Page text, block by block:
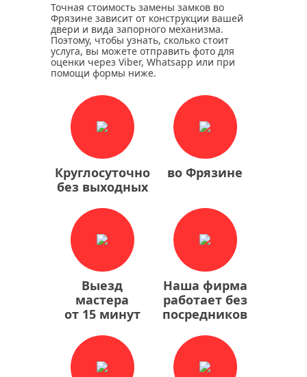
Точная стоимость замены замков во
Фрязине зависит от конструкции вашей
двери и вида запорного механизма.
Поэтому, чтобы узнать, сколько стоит
услуга, вы можете отправить фото для
оценки через Viber, Whatsapp или при
помощи формы ниже.
Круглосуточно
без выходных
во Фрязине
Выезд
мастера
от 15 минут
Наша фирма
работает без
посредников